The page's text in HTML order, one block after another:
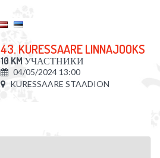
43. KURESSAARE LINNAJOOKS
10 KM УЧАСТНИКИ
04/05/2024 13:00
KURESSAARE STAADION